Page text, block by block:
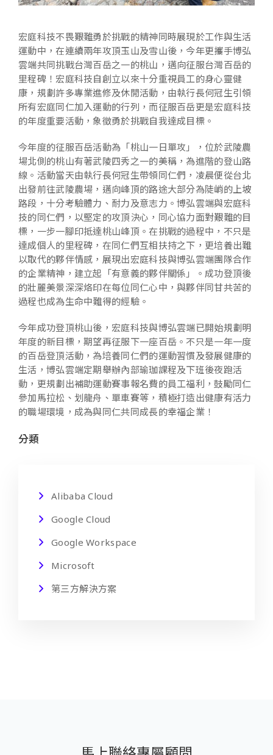
宏庭科技不畏艱難勇於挑戰的精神同時展現於工作與生活
運動中，在連續兩年攻頂玉山及雪山後，今年更攜手博弘
雲端共同挑戰台灣百岳之一的桃山，邁向征服台灣百岳的
里程碑！宏庭科技自創立以來十分重視員工的身心靈健
康，規劃許多專業進修及休閒活動，由執行長何冠生引領
所有宏庭同仁加入運動的行列，而征服百岳更是宏庭科技
的年度重要活動，象徵勇於挑戰自我達成目標。
今年度的征服百岳活動為「桃山一日單攻」，位於武陵農
場北側的桃山有著武陵四秀之一的美稱，為進階的登山路
線。活動當天由執行長何冠生帶領同仁們，凌晨便從台北
出發前往武陵農場，邁向峰頂的路途大部分為陡峭的上坡
路段，十分考驗體力、耐力及意志力。博弘雲端與宏庭科
技的同仁們，以堅定的攻頂決心，同心協力面對艱難的目
標，一步一腳印抵達桃山峰頂。在挑戰的過程中，不只是
達成個人的里程碑，在同仁們互相扶持之下，更培養出難
以取代的夥伴情感，展現出宏庭科技與博弘雲端團隊合作
的企業精神，建立起「有意義的夥伴關係」。成功登頂後
的壯麗美景深深烙印在每位同仁心中，與夥伴同甘共苦的
過程也成為生命中難得的經驗。
今年成功登頂桃山後，宏庭科技與博弘雲端已開始規劃明
年度的新目標，期望再征服下一座百岳。不只是一年一度
的百岳登頂活動，為培養同仁們的運動習慣及發展健康的
生活，博弘雲端定期舉辦內部瑜珈課程及下班後夜跑活
動，更規劃出補助運動賽事報名費的員工福利，鼓勵同仁
參加馬拉松、划龍舟、單車賽等，積極打造出健康有活力
的職場環境，成為與同仁共同成長的幸福企業！
分類
Alibaba Cloud
Google Cloud
Google Workspace
Microsoft
第三方解決方案